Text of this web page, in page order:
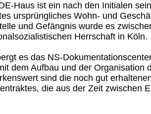
Haus ist ein nach den Initialen
ursprüngliches Wohn- und
und Gefängnis wurde es
Herrschaft in Köln.
es das NS-
dem Aufbau und der Organisation
sind die noch gut
die aus der Zeit zwischen